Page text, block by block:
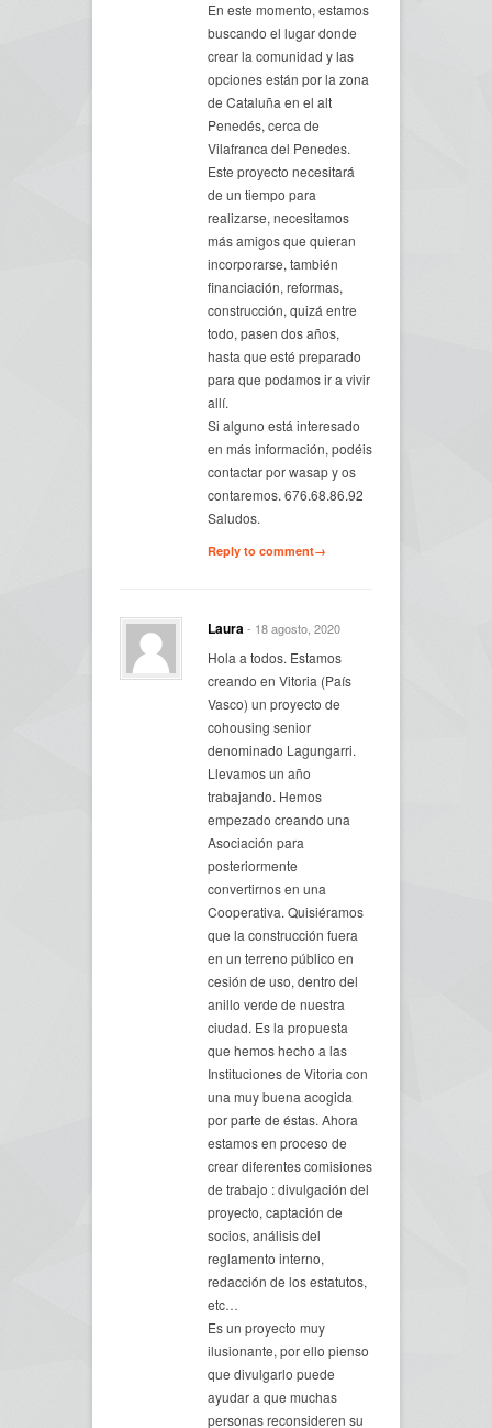
En este momento, estamos
buscando el lugar donde
crear la comunidad y las
opciones están por la zona
de Cataluña en el alt
Penedés, cerca de
Vilafranca del Penedes.
Este proyecto necesitará
de un tiempo para
realizarse, necesitamos
más amigos que quieran
incorporarse, también
financiación, reformas,
construcción, quizá entre
todo, pasen dos años,
hasta que esté preparado
para que podamos ir a vivir
allí.
Si alguno está interesado
en más información, podéis
contactar por wasap y os
contaremos. 676.68.86.92
Saludos.
Reply to comment→
Laura- 18 agosto, 2020
Hola a todos. Estamos
creando en Vitoria (País
Vasco) un proyecto de
cohousing senior
denominado Lagungarri.
Llevamos un año
trabajando. Hemos
empezado creando una
Asociación para
posteriormente
convertirnos en una
Cooperativa. Quisiéramos
que la construcción fuera
en un terreno público en
cesión de uso, dentro del
anillo verde de nuestra
ciudad. Es la propuesta
que hemos hecho a las
Instituciones de Vitoria con
una muy buena acogida
por parte de éstas. Ahora
estamos en proceso de
crear diferentes comisiones
de trabajo : divulgación del
proyecto, captación de
socios, análisis del
reglamento interno,
redacción de los estatutos,
etc…
Es un proyecto muy
ilusionante, por ello pienso
que divulgarlo puede
ayudar a que muchas
personas reconsideren su